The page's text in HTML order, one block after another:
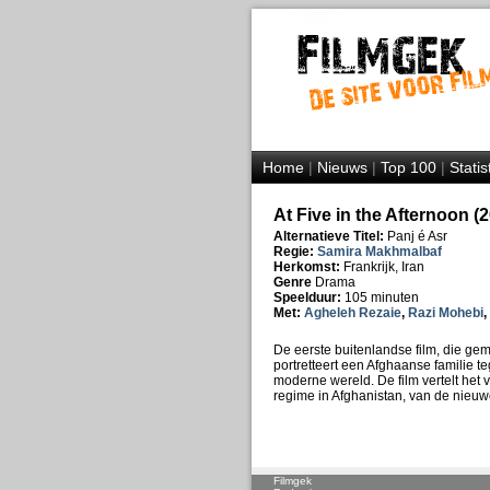
Home|Nieuws|Top 100|
At Five in the Afternoon
Alternatieve Titel: Panj é Asr
Regie: Samira Makhmalbaf
Herkomst: Frankrijk, Iran
Genre Drama
Speelduur: 105 minuten
Met: Agheleh Rezaie, Razi Mohebi,
De eerste buitenlandse film, die
portretteert een Afghaanse familie
moderne wereld. De film vertelt het
regime in Afghanistan, van de
Filmgek